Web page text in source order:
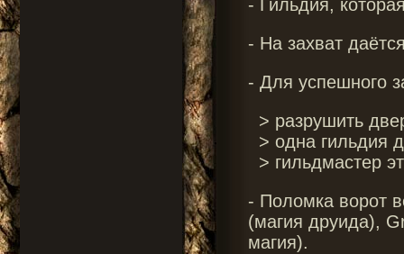
- Гильдия,
- На захват
- Для успешного
> разрушить
> одна гильдия
> гильдмастер
- Поломка ворот
(магия друида),
магия).